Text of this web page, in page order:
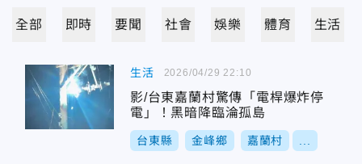
全部 即時 要聞 社會 娛樂 體育 生活
生活
影/台東嘉蘭村驚傳「電桿爆炸停
電」！黑暗降臨淪孤島
台東縣 金峰鄉 嘉蘭村
2026/04/29 22:10